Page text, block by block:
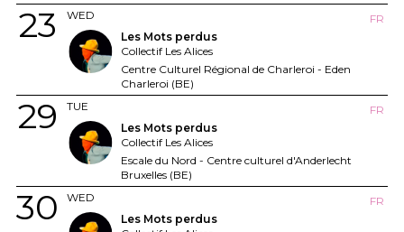
WED
23
FR
Les Mots perdus
Collectif Les Alices
Centre Culturel Régional de Charleroi - Eden
Charleroi (BE)
TUE
29
FR
Les Mots perdus
Collectif Les Alices
Escale du Nord - Centre culturel d'Anderlecht
Bruxelles (BE)
WED
30
FR
Les Mots perdus